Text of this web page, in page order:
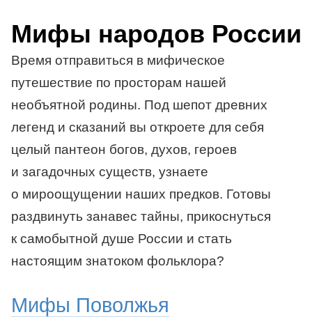
Мифы народов России
Время отправиться в мифическое
путешествие по просторам нашей
необъятной родины. Под шепот древних
легенд и сказаний вы откроете для себя
целый пантеон богов, духов, героев
и загадочных существ, узнаете
о мироощущении наших предков. Готовы
раздвинуть занавес тайны, прикоснуться
к самобытной душе России и стать
настоящим знатоком фольклора?
Мифы Поволжья